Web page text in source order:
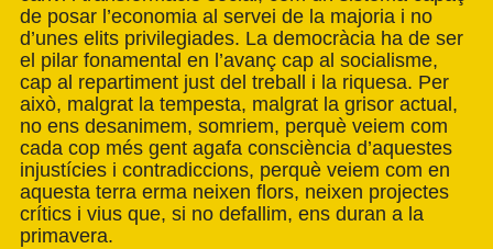
de posar l’economia al servei de la majoria i no
d’unes elits privilegiades. La democràcia ha de ser
el pilar fonamental en l’avanç cap al socialisme,
cap al repartiment just del treball i la riquesa. Per
això, malgrat la tempesta, malgrat la grisor actual,
no ens desanimem, somriem, perquè veiem com
cada cop més gent agafa consciència d’aquestes
injustícies i contradiccions, perquè veiem com en
aquesta terra erma neixen flors, neixen projectes
crítics i vius que, si no defallim, ens duran a la
primavera.